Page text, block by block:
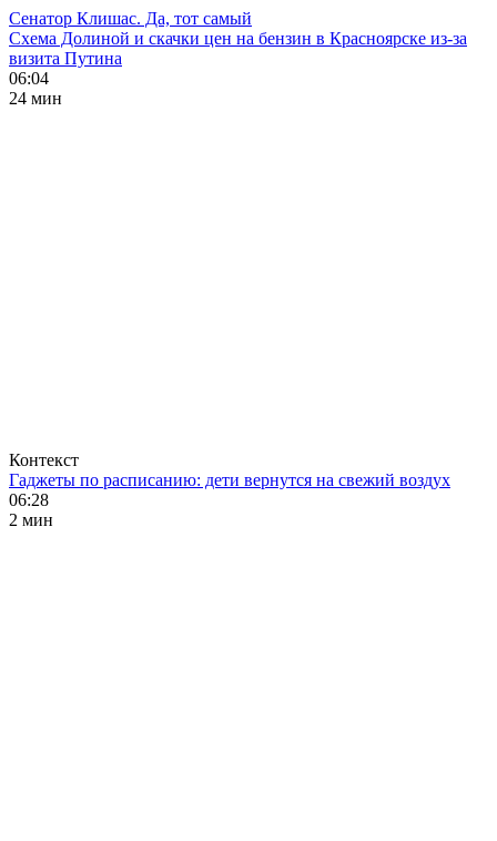
Сенатор Клишас. Да, тот самый
Схема Долиной и скачки цен на бензин в Красноярске из-за
визита Путина
06:04
24 мин
Контекст
Гаджеты по расписанию: дети вернутся на свежий воздух
06:28
2 мин